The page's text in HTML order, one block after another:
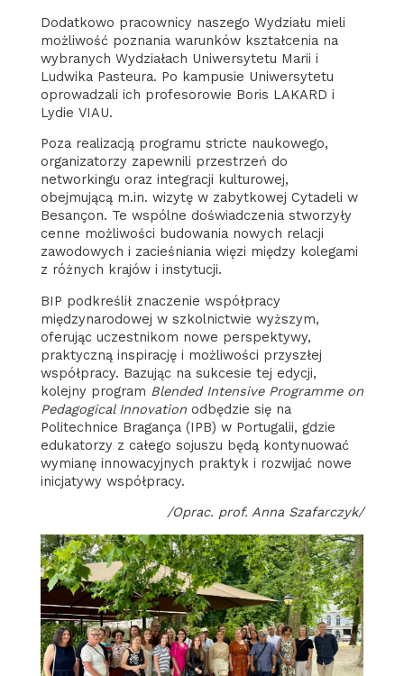
Dodatkowo pracownicy naszego Wydziału mieli
możliwość poznania warunków kształcenia na
wybranych Wydziałach Uniwersytetu Marii i
Ludwika Pasteura. Po kampusie Uniwersytetu
oprowadzali ich profesorowie Boris LAKARD i
Lydie VIAU.
Poza realizacją programu stricte naukowego,
organizatorzy zapewnili przestrzeń do
networkingu oraz integracji kulturowej,
obejmującą m.in. wizytę w zabytkowej Cytadeli w
Besançon. Te wspólne doświadczenia stworzyły
cenne możliwości budowania nowych relacji
zawodowych i zacieśniania więzi między kolegami
z różnych krajów i instytucji.
BIP podkreślił znaczenie współpracy
międzynarodowej w szkolnictwie wyższym,
oferując uczestnikom nowe perspektywy,
praktyczną inspirację i możliwości przyszłej
współpracy. Bazując na sukcesie tej edycji,
kolejny program Blended Intensive Programme on
Pedagogical Innovationodbędzie się na
Politechnice Bragança (IPB) w Portugalii, gdzie
edukatorzy z całego sojuszu będą kontynuować
wymianę innowacyjnych praktyk i rozwijać nowe
inicjatywy współpracy.
/oprac. prof. Anna Szafarczyk/